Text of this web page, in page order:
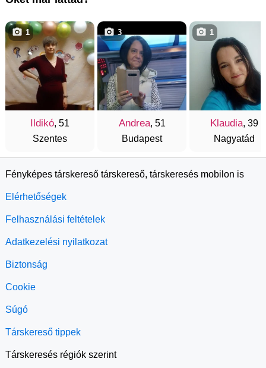
Ildikó, 51
Szentes
1
Andrea, 51
Budapest
3
Klaudia, 39
Nagyatád
1
Fényképes társkereső társkereső, társkeresés mobilon is
Elérhetőségek
Felhasználási feltételek
Adatkezelési nyilatkozat
Biztonság
Cookie
Súgó
Társkereső tippek
Társkeresés régiók szerint